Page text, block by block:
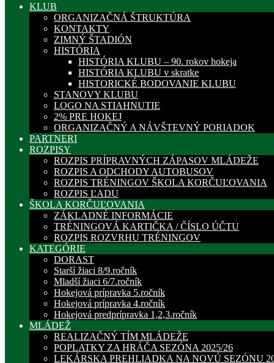
KLUB
ORGANIZAČNÁ ŠTRUKTÚRA
KONTAKTY
ZIMNÝ ŠTADIÓN
HISTÓRIA
HISTÓRIA KLUBU – 90. rokov hokeja
HISTÓRIA KLUBU v skratke
HISTORICKÉ BODOVANIE KLUBU
STANOVY KLUBU
LOGO NA STIAHNUTIE
2% PRE HOKEJ
ORGANIZAČNÝ A NÁVŠTEVNÝ PORIADOK
PARTNERI
ROZPISY
ROZPIS PRÍPRAVNÝCH ZÁPASOV MLÁDEŽE
ROZPIS A ODCHODY AUTOBUSOV
ROZPIS TRÉNINGOV ŠKOLA KORČUĽOVANIA
ROZPIS ĽADU
ŠKOLA KORČUĽOVANIA
ZÁKLADNÉ INFORMÁCIE
TRÉNINGOVÁ KARTIČKA / ČÍSLO ÚČTU
ROZPIS ROZVRHU TRÉNINGOV
KATEGÓRIE
DORAST
Starší žiaci 8/9.ročník
Mladší žiaci 6/7.ročník
Hokejová prípravka 5.ročník
Hokejová prípravka 4.ročník
Hokejová predprípravka 1,2,3.ročník
MLÁDEŽ
REALIZAČNÝ TÍM MLÁDEŽE
POPLATKY ZA HRÁČA SEZÓNA 2025/26
LEKÁRSKA PREHLIADKA NA NOVÚ SEZÓNU